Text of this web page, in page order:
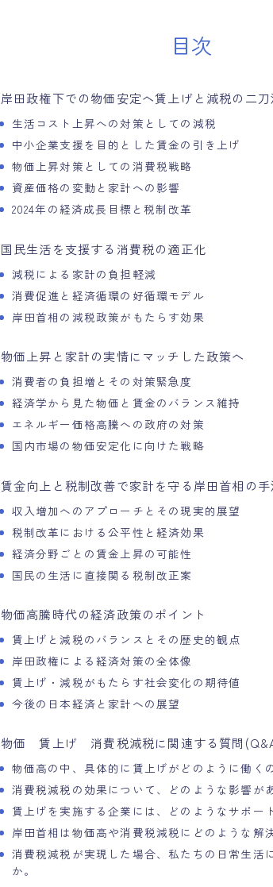
目次
岸田政権下での物価安定へ賃上げと減税の二刀
生活コスト上昇への対策としての減税
中小企業支援を目的とした賃金の引き上げ
物価上昇対策としての消費税戦略
資産価格の変動と家計への影響
2024年の経済成長目標と税制改革
国民生活を支援する消費税の適正化
減税による家計の負担軽減
消費促進と経済循環の好循環モデル
岸田首相の減税政策がもたらす効果
物価上昇と家計の実情にマッチした政策へ
消費者の負担増とその対策緊急度
経済学から見た物価と賃金のバランス維持
エネルギー価格高騰への政府の対策
国内市場の物価安定化に向けた戦略
賃金向上と税制改善で家計を守る岸田首相の手
収入増加へのアプローチとその現実的展望
税制改革における公平性と経済効果
経済分野ごとの賃金上昇の可能性
国民の生活に直接関る税制改正案
物価高騰時代の経済政策のポイント
賃上げと減税のバランスとその歴史的観点
岸田政権による経済対策の全体像
賃上げ・減税がもたらす社会変化の期待値
今後の日本経済と家計への展望
物価 賃上げ 消費税減税に関連する質問
物価高の中、具体的に賃上げがどのように働く
消費税減税の効果について、どのような影響が
賃上げを実施する企業には、どのようなサポー
岸田首相は物価高や消費税減税にどのような解
消費税減税が実現した場合、私たちの日常生活
か。